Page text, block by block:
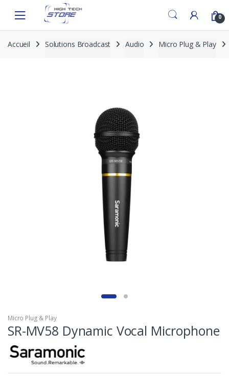
navigation
content
0
Accueil Solutions Broadcast Audio Micro Plug & Play
Micro Plug & Play
SR-MV58 Dynamic Vocal Microphone